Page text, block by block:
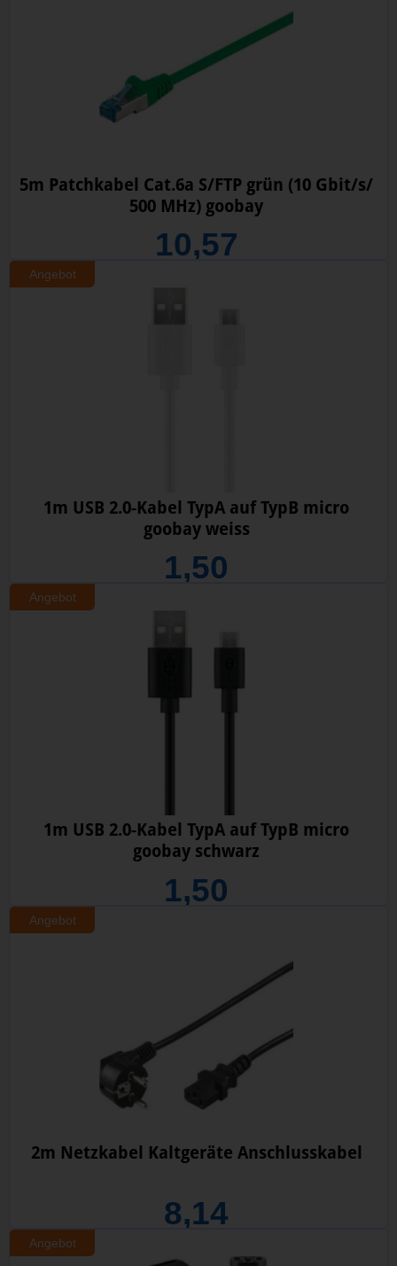
5m Patchkabel Cat.6a S/FTP grün (10 Gbit/s/
500 MHz) goobay
10,57
Angebot
1m USB 2.0-Kabel TypA auf TypB micro
goobay weiss
1,50
Angebot
1m USB 2.0-Kabel TypA auf TypB micro
goobay schwarz
1,50
Angebot
2m Netzkabel Kaltgeräte Anschlusskabel
8,14
Angebot